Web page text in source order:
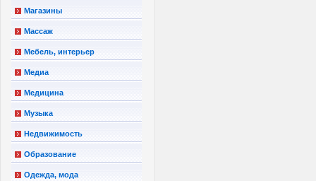
Магазины
Массаж
Мебель, интерьер
Медиа
Медицина
Музыка
Недвижимость
Образование
Одежда, мода